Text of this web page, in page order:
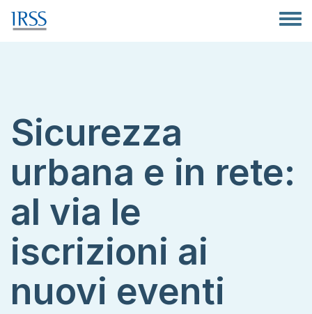
Sicurezza
urbana e in rete:
al via le
iscrizioni ai
nuovi eventi